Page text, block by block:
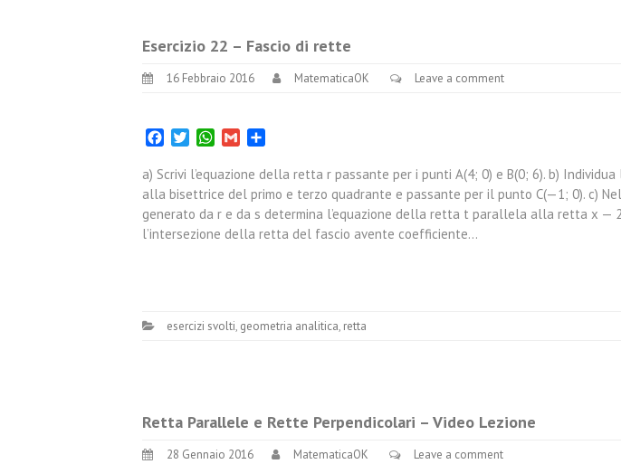
Esercizio 22 – Fascio di rette
16 Febbraio 2016 MatematicaOK Leave a comment
FacebookTwitterWhatsApp
Gmail
a) Scrivi l’equazione della retta r passante per i punti A(4; 0) e B(0; 6). b)
alla bisettrice del primo e terzo quadrante e passante per il punto C(—1; 0). c)
generato da r e da s determina l’equazione della retta t parallela alla retta x —
l’intersezione della retta del fascio avente coefficiente…
esercizi svolti, geometria analitica, retta
Retta Parallele e Rette Perpendicolari – Video Lezione
28 Gennaio 2016 MatematicaOK Leave a comment